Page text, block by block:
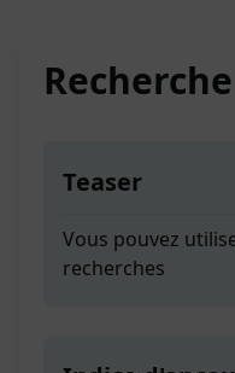
Recherche
Teaser
Vous pouvez
recherches